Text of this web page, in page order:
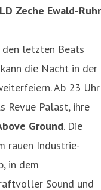
Zeche Ewald-Ruhr
den letzten Beats
die Nacht in der
Ab 23 Uhr
Revue Palast, ihre
Ground. Die
rauen Industrie-
in dem
Sound und